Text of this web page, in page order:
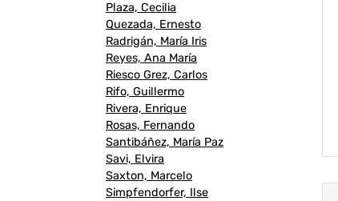
Plaza, Cecilia
Quezada, Ernesto
Radrigán, María Iris
Reyes, Ana María
Riesco Grez, Carlos
Rifo, Guillermo
Rivera, Enrique
Rosas, Fernando
Santibáñez, María Paz
Savi, Elvira
Saxton, Marcelo
Simpfendorfer, Ilse